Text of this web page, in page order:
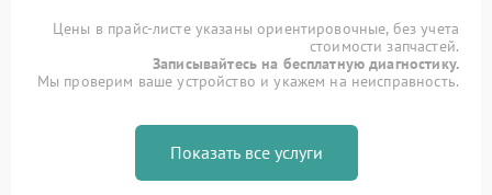
Цены в прайс-листе указаны ориентировочные, без учета
стоимости запчастей.
Записывайтесь на бесплатную диагностику.
Мы проверим ваше устройство и укажем на неисправность.
Показать все услуги